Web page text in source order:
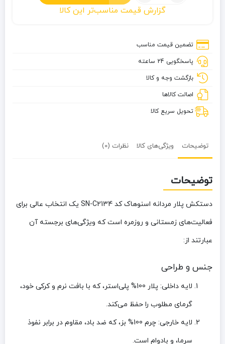
پلار
کد
SN-
C2134
گزارش قیمت مناسب‌تر این کالا
تضمین قیمت مناسب
پاسخگویی 24 ساعته
بازگشت وجه و کالا
اصالت کالاها
تحویل سریع کالا
توضیحات ویژگی‌های کالا نظرات (0)
توضیحات
دستکش پلار مردانه اسنوهاک کد SN-C2134
یک انتخاب عالی برای
فعالیت‌های زمستانی و روزمره است که ویژگی‌های برجسته آن
عبارتند از:
جنس و طراحی
لایه داخلی:
پلار 100% پلی‌استر، که با بافت نرم و کرکی خود،
گرمای مطلوب را حفظ می‌کند.
لایه خارجی:
چرم 100% بز، که ضد باد، مقاوم در برابر نفوذ
سرما، و بادوام است.